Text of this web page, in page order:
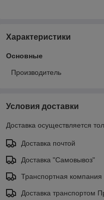
Характеристики
Основные
Производитель
Условия доставки
Доставка осуществляется
Доставка почтой
Доставка "Самовывоз"
Транспортная компания
Доставка транспортом